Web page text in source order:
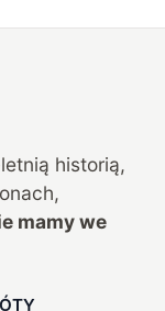
historią,
mamy we